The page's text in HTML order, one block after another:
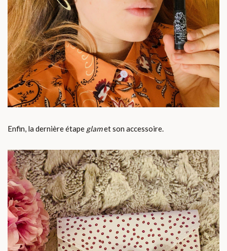
Enfin, la dernière étape glamet son accessoire.